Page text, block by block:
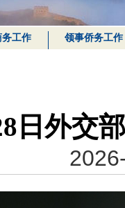
工作 领事侨务工作
日外交